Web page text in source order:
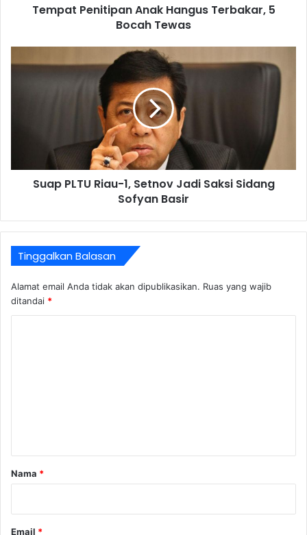
Tempat Penitipan Anak Hangus Terbakar, 5
Bocah Tewas
Suap PLTU Riau-1, Setnov Jadi Saksi Sidang
Sofyan Basir
Tinggalkan Balasan
Alamat email Anda tidak akan dipublikasikan. Ruas yang wajib
ditandai *
rNama *
Email *